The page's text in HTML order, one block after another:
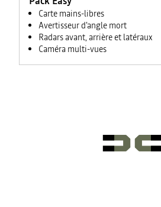
Carte mains-libres
Avertisseur d'angle mort
Radars avant, arrière et latéraux
Caméra multi-vues